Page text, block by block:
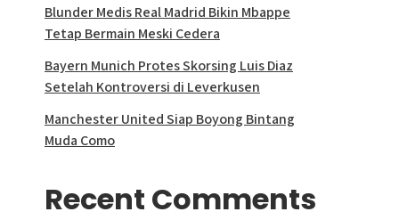
Blunder Medis Real Madrid Bikin Mbappe
Tetap Bermain Meski Cedera
Bayern Munich Protes Skorsing Luis Diaz
Setelah Kontroversi di Leverkusen
Manchester United Siap Boyong Bintang
Muda Como
Recent Comments